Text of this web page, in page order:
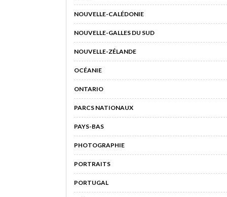
NOUVELLE-CALÉDONIE
NOUVELLE-GALLES DU SUD
NOUVELLE-ZÉLANDE
OCÉANIE
ONTARIO
PARCS NATIONAUX
PAYS-BAS
PHOTOGRAPHIE
PORTRAITS
PORTUGAL